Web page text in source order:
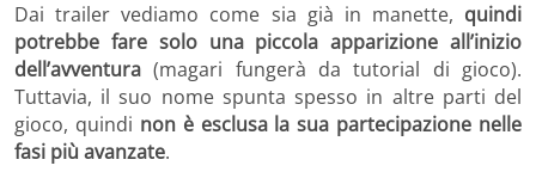
Dai trailer vediamo come sia già in manette, quindi
potrebbe fare solo una piccola apparizione all’inizio
dell’avventura (magari fungerà da tutorial di gioco).
Tuttavia, il suo nome spunta spesso in altre parti del
gioco, quindi non è esclusa la sua partecipazione nelle
fasi più avanzate.